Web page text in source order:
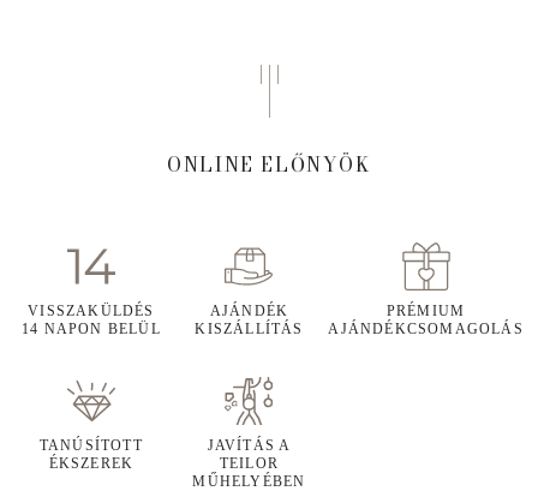
ONLINE ELŐNYÖK
VISSZAKÜLDÉS
14 NAPON BELÜL
AJÁNDÉK
KISZÁLLÍTÁS
PRÉMIUM
AJÁNDÉKCSOMAGOLÁS
TANÚSÍTOTT
ÉKSZEREK
JAVÍTÁS A
TEILOR
MŰHELYÉBEN